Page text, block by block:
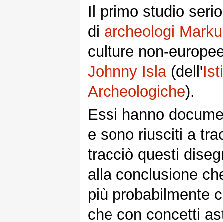
Il primo studio
di archeologi
culture non-
Johnny Isla(dell'
Archeologiche).
Essi hanno
e sono riusciti a
tracciò questi
alla conclusione
più probabilmente
che con concetti